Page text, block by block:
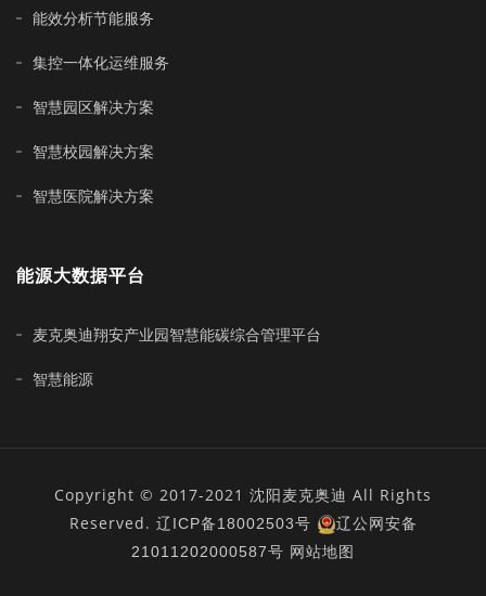
能效分析节能服务
集控一体化运维服务
智慧园区解决方案
智慧校园解决方案
智慧医院解决方案
能源大数据平台
麦克奥迪翔安产业园智慧能碳综合管理平台
智慧能源
Copyright © 2017-2021 沈阳麦克奥迪 All Rights
Reserved. 辽ICP备18002503号
辽公网安备
21011202000587号 网站地图